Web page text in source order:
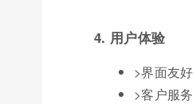
4. 用户体验
>界面友
>客户服